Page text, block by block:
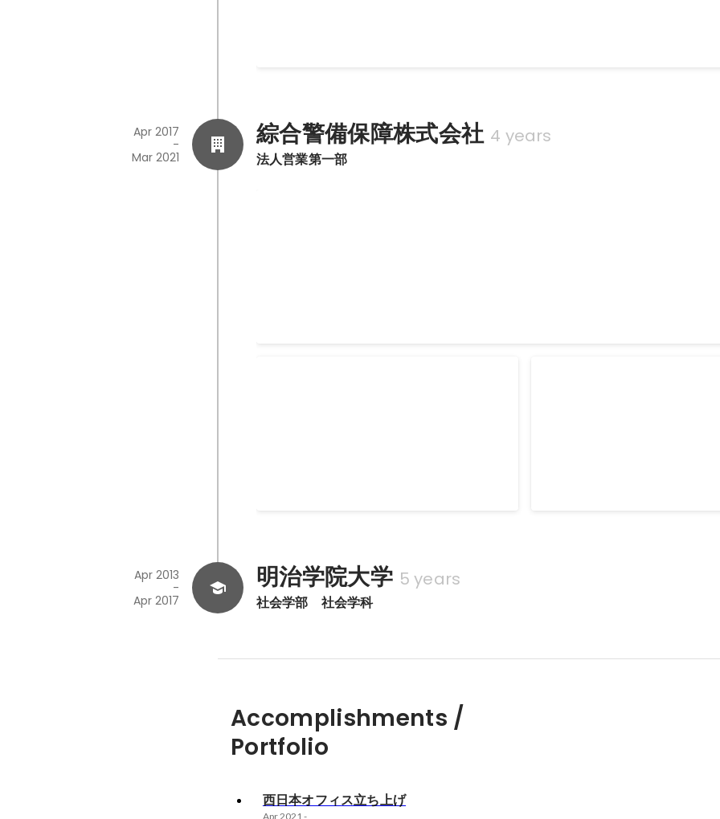
綜合警備保障株式会社 4 years
法人営業第一部
Apr 2017
-
Mar 2021
明治学院大学 5 years
社会学部　社会学科
Apr 2013
-
Apr 2017
Accomplishments /
Portfolio
西日本オフィス立ち上げ
Apr 2021 -